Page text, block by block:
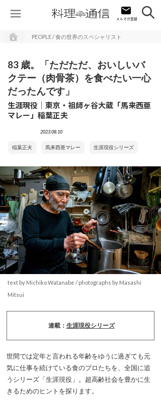
PEOPLE / 食の世界のスペシャリスト
83 歳。「ただただ、おいしいバ
クテー（肉骨茶）を食べたい一心
だったんです」
生涯現役｜東京・祖師ヶ谷大蔵「馬来西亜
マレー」稲葉正夫
2023.08.10
稲葉正夫 馬来西亜マレー 生涯現役シリーズ
text by Michiko Watanabe / photographs by Masashi
Mitsui
連載： 生涯現役シリーズ
世間では定年と言われる年齢をゆうに過ぎても元
気に仕事を続けている食のプロたちを、全国に追
うシリーズ「生涯現役」。超高齢社会を豊かに生
きるためのヒントを探ります。